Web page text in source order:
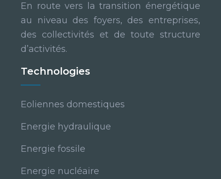
En route vers la transition énergétique
au niveau des foyers, des entreprises,
des collectivités et de toute structure
d’activités.
Technologies
Eoliennes domestiques
Energie hydraulique
Energie fossile
Energie nucléaire